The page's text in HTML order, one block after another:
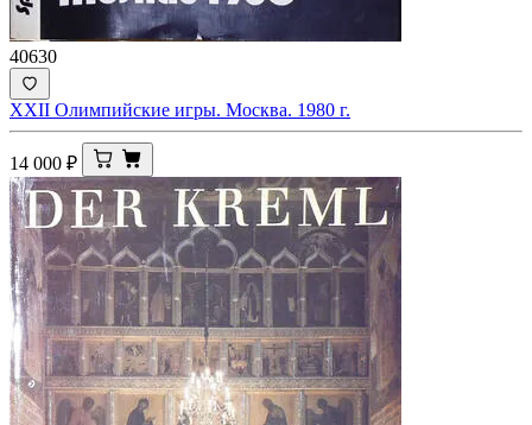
40630
XXII Олимпийские игры. Москва. 1980 г.
14 000 ₽